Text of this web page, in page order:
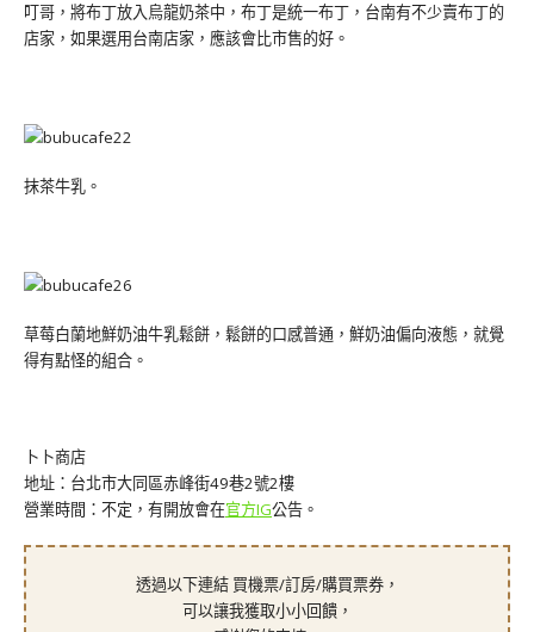
叮哥，將布丁放入烏龍奶茶中，布丁是統一布丁，台南有不少賣布丁的
店家，如果選用台南店家，應該會比市售的好。
抹茶牛乳。
草莓白蘭地鮮奶油牛乳鬆餅，鬆餅的口感普通，鮮奶油偏向液態，就覺
得有點怪的組合。
卜卜商店
地址：台北市大同區赤峰街49巷2號2樓
營業時間：不定，有開放會在官方IG公告。
透過以下連結 買機票/訂房/購買票券，
可以讓我獲取小小回饋，